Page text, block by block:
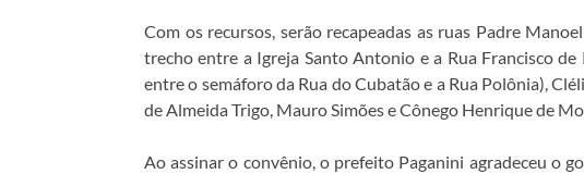
Com os recursos, serão recapeadas as ruas Padre
trecho entre a Igreja Santo Antonio e a Rua Francisco
entre o semáforo da Rua do Cubatão e a Rua Polônia),
de Almeida Trigo, Mauro Simões e Cônego Henrique de
Ao assinar o convênio, o prefeito Paganini agradeceu o